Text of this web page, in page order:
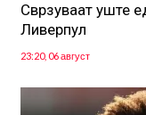
Сврзуваат уште
Ливерпул
23:20, 06 август